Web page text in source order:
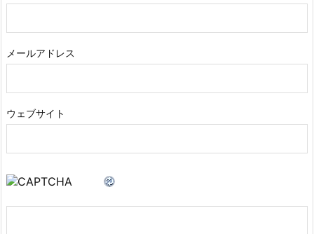
メールアドレス
ウェブサイト